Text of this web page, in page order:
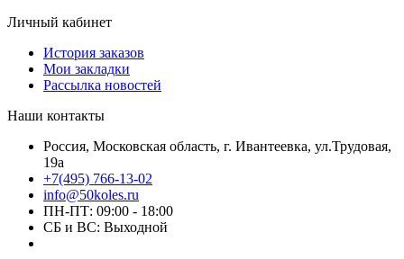
Личный кабинет
История заказов
Мои закладки
Рассылка новостей
Наши контакты
Россия, Московская область, г. Ивантеевка, ул.Трудовая,
19а
+7(495) 766-13-02
info@50koles.ru
ПН-ПТ: 09:00 - 18:00
СБ и ВС: Выходной